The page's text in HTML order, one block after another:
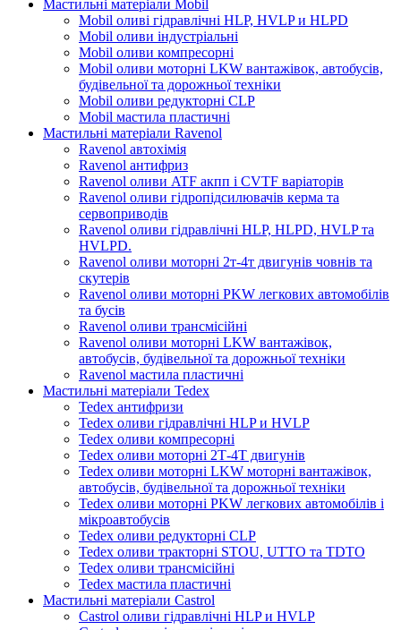
Мастильні матеріали Mobil
Mobil оливі гідравлічні HLP, HVLP и HLPD
Mobil оливи індустріальні
Mobil оливи компресорні
Mobil оливи моторні LKW вантажівок, автобусів,
будівельної та дорожньої техніки
Mobil оливи редукторні CLP
Mobil мастила пластичні
Мастильні матеріали Ravenol
Ravenol автохімія
Ravenol антифриз
Ravenol оливи ATF акпп і CVTF варіаторів
Ravenol оливи гідропідсилювачів керма та
сервоприводів
Ravenol оливи гідравлічні HLP, HLPD, HVLP та
HVLPD.
Ravenol оливи моторні 2т-4т двигунів човнів та
скутерів
Ravenol оливи моторні PKW легкових автомобілів
та бусів
Ravenol оливи трансмісійні
Ravenol оливи моторні LKW вантажівок,
автобусів, будівельної та дорожньої техніки
Ravenol мастила пластичні
Мастильні матеріали Tedex
Tedex антифризи
Tedex оливи гідравлічні HLP и HVLP
Tedex оливи компресорні
Tedex оливи моторні 2Т-4Т двигунів
Tedex оливи моторні LKW моторні вантажівок,
автобусів, будівельної та дорожньої техніки
Tedex оливи моторні PKW легкових автомобілів і
мікроавтобусів
Tedex оливи редукторні CLP
Tedex оливи тракторні STOU, UTTO та TDTO
Tedex оливи трансмісійні
Tedex мастила пластичні
Мастильні матеріали Castrol
Castrol оливи гідравлічні HLP и HVLP